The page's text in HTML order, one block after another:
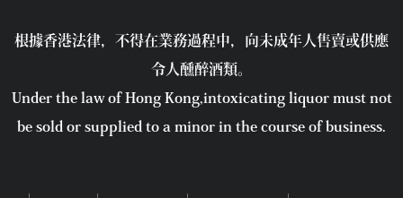
根據香港法律，不得在業務過程中，向未成年人售賣或供應
令人醺醉酒類。
Under the law of Hong Kong,intoxicating liquor must not
be sold or supplied to a minor in the course of business.